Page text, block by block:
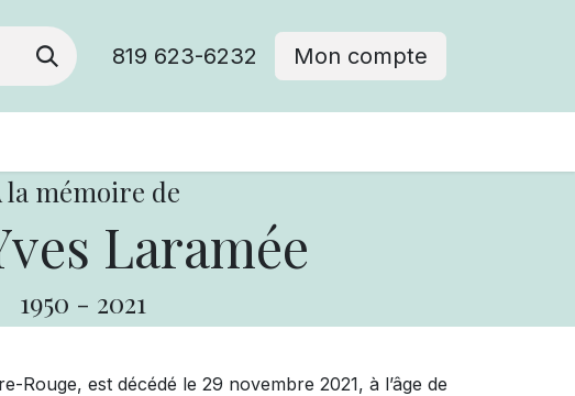
819 623-6232 Mon compte
la mémoire de
Laramée
1950 - 2021
Rouge, est décédé le 29 novembre 2021, à l’âge de